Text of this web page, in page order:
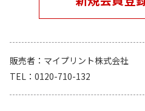
販売者
マイプリント株式会社
TEL
0120-710-132